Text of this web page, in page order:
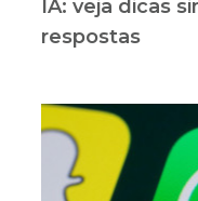
IA: veja dicas
respostas